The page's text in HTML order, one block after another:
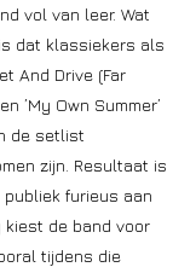
vol van leer. Wat
dat klassiekers als
And Drive (Far
’My Own Summer’
de setlist
zijn. Resultaat is
furieus aan
kiest de band voor
tijdens die